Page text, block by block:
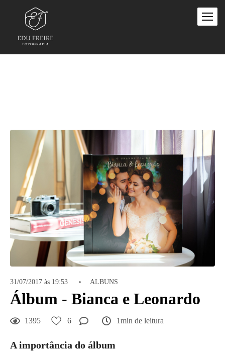
31/07/2017 às 19:53 ALBUNS
Álbum - Bianca e Leonardo
1395 6 1min de leitura
A importância do álbum